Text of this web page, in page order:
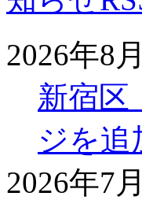
2026年8
新宿
ジを追
2026年7